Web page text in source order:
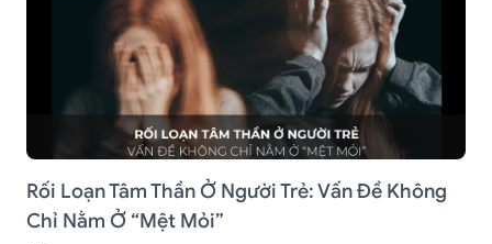
Rối Loạn Tâm Thần Ở Người Trẻ: Vấn Đề Không
Chỉ Nằm Ở “Mệt Mỏi”